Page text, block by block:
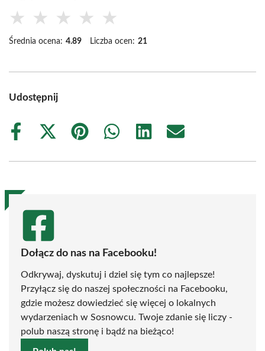
★ ★ ★ ★ ★
Średnia ocena: 4.89 Liczba ocen: 21
Udostępnij
Share
Share
(Twitter)
Share
Share
Share
Share
Dołącz do nas na Facebooku!
Odkrywaj, dyskutuj i dziel się tym co najlepsze!
Przyłącz się do naszej społeczności na Facebooku,
gdzie możesz dowiedzieć się więcej o lokalnych
wydarzeniach w Sosnowcu. Twoje zdanie się liczy -
polub naszą stronę i bądź na bieżąco!